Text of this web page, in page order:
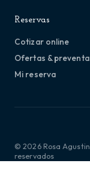
Reservas
Cotizar online
Ofertas &
Mi reserva
© 2026 Rosa
reservados